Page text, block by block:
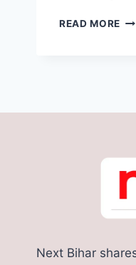
READ MORE बिहार
पूरी
होती
है
Next Bihar